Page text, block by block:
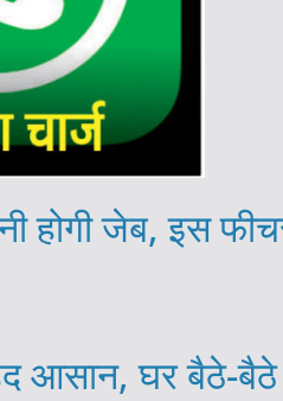
होगी जेब, इस
घर बैठे-बैठे